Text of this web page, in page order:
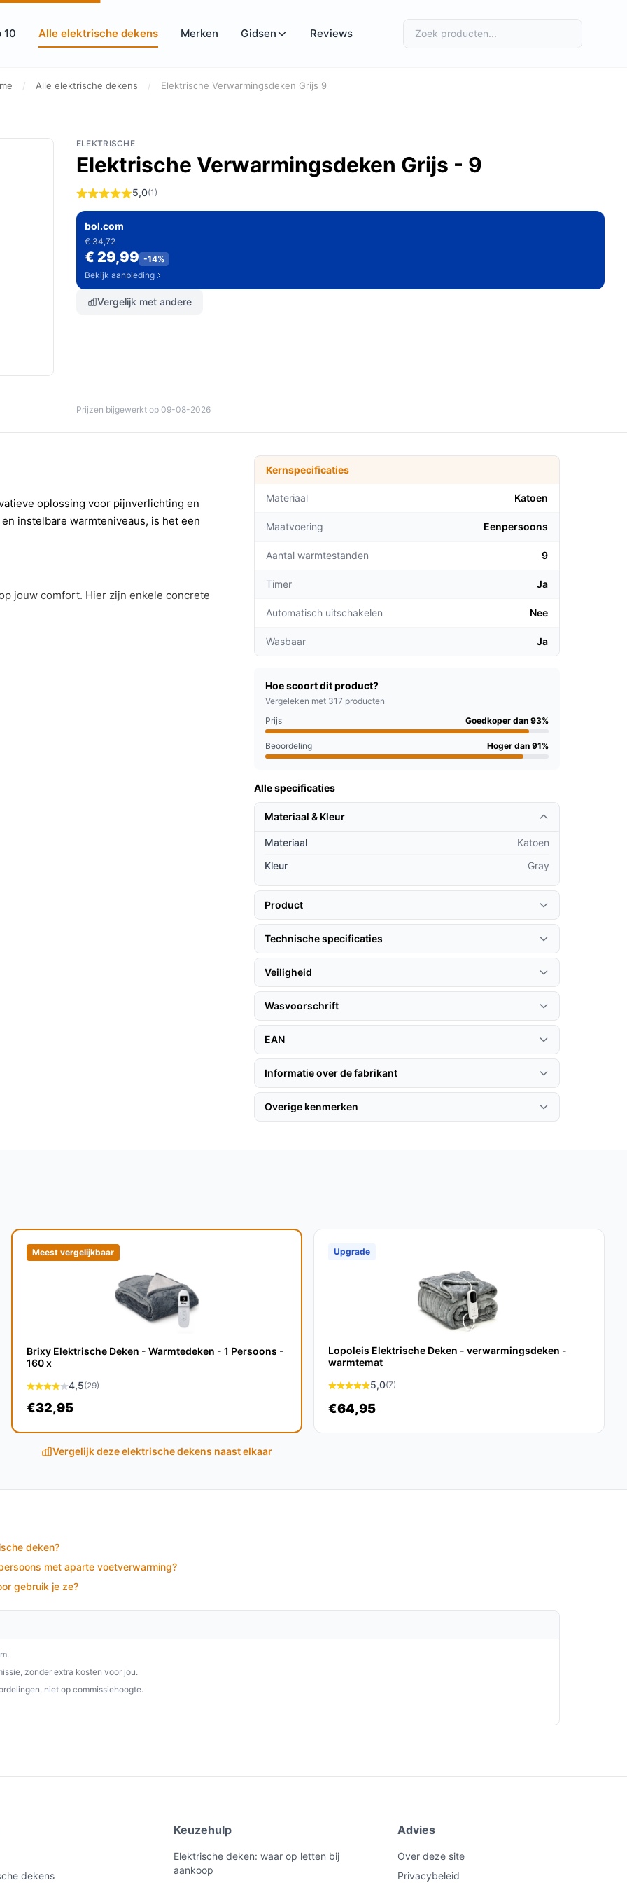
10 Alle elektrische dekens Merken Gidsen Reviews
/ Alle elektrische dekens / Elektrische Verwarmingsdeken Grijs 9
ELEKTRISCHE
Elektrische Verwarmingsdeken Grijs - 9
5,0(1)
bol.com
€ 34,72
€ 29,99 -14%
Bekijk aanbieding
Vergelijk met andere
Prijzen bijgewerkt op 09-08-2026
oplossing voor pijnverlichting en
instelbare warmteniveaus, is het een
jouw comfort. Hier zijn enkele concrete
je de warmte precies afstemmen op jouw
met de controller.
een zachte en comfortabele ervaring
normaal gebruik en goede zorg is een
pijn in spieren en gewrichten te verlichten,
betere ervaring.
keuze voor iedereen die op zoek is naar
Met zijn veelzijdigheid en
Kernspecificaties
Materiaal Katoen
Maatvoering Eenpersoons
Aantal warmtestanden 9
Timer Ja
Automatisch uitschakelen Nee
Wasbaar Ja
Hoe scoort dit product?
Vergeleken met 317 producten
Prijs
Goedkoper dan 93%
Beoordeling Hoger dan 91%
Alle specificaties
Materiaal & Kleur
Materiaal
Katoen
Kleur
Gray
Product
Technische specificaties
Veiligheid
Wasvoorschrift
EAN
Informatie over de fabrikant
Overige kenmerken
Meest vergelijkbaar
Brixy Elektrische Deken - Warmtedeken - 1 Persoons -
160 x
4,5(29)
€32,95
Upgrade
Lopoleis Elektrische Deken - verwarmingsdeken -
warmtemat
5,0(7)
€64,95
Vergelijk deze elektrische dekens naast elkaar
deken?
met aparte voetverwarming?
gebruik je ze?
zonder extra kosten voor jou.
niet op commissiehoogte.
dekens
Keuzehulp
Elektrische deken: waar op letten bij
aankoop
Advies
Over deze site
Privacybeleid